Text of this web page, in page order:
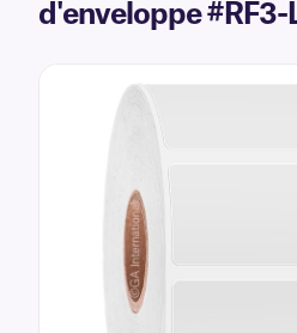
d'enveloppe